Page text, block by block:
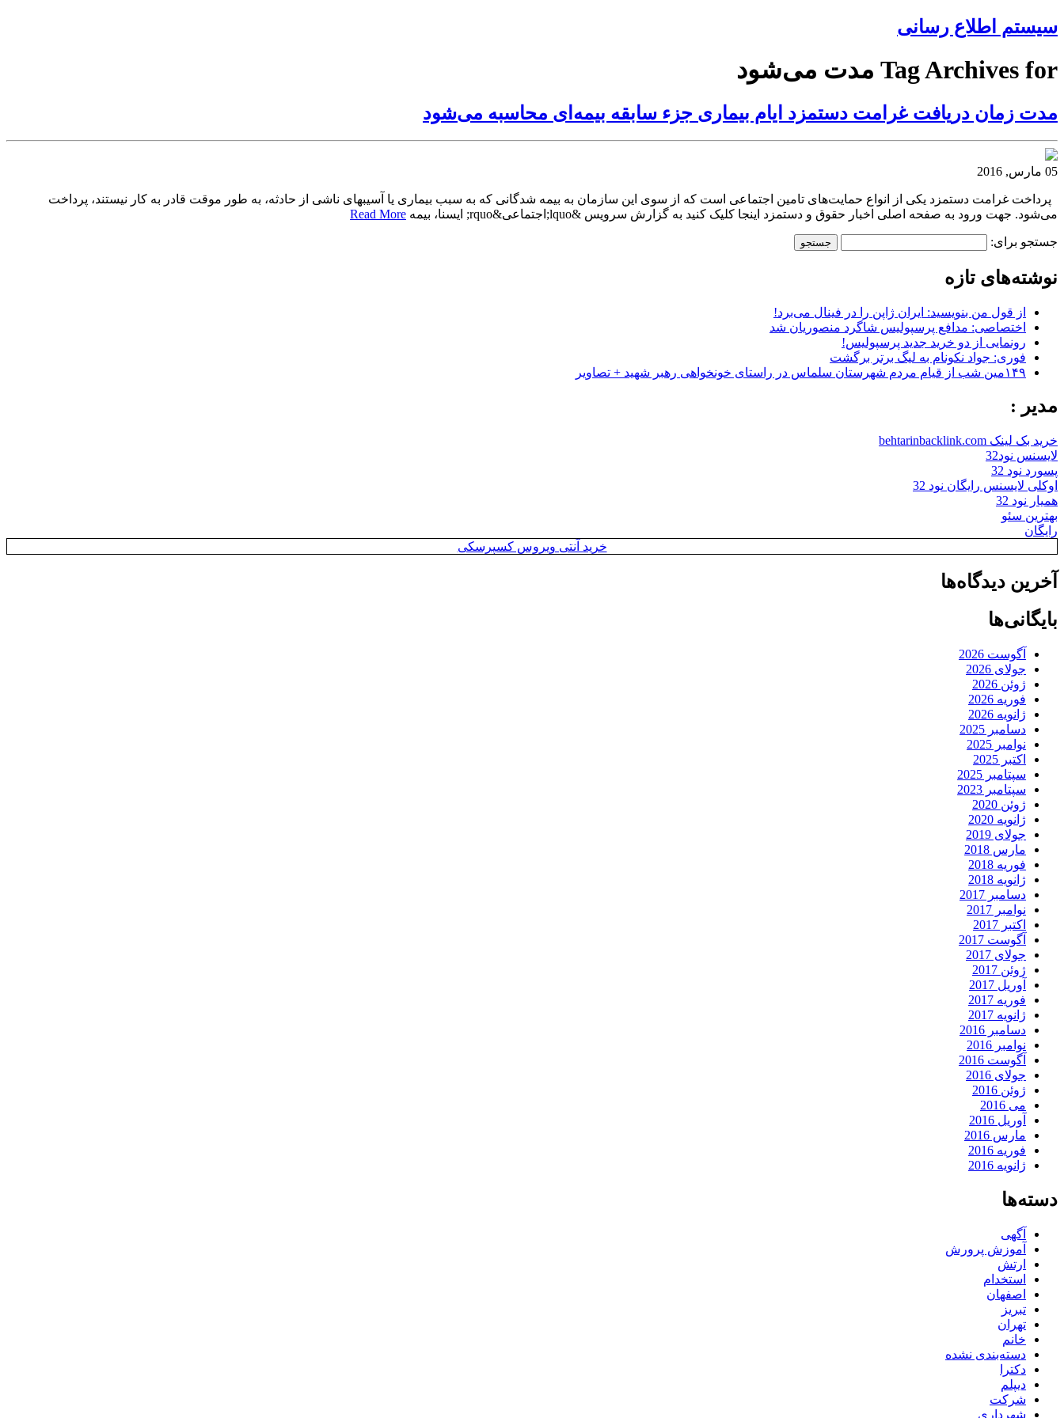
سیستم اطلاع رسانی
Tag Archives for مدت می‌شود
مدت زمان دریافت غرامت دستمزد ایام بیماری جزء سابقه بیمه‌ای محاسبه می‌شود
05 مارس, 2016
پرداخت غرامت دستمزد یکی از انواع حمایت‌های تامین اجتماعی است که از سوی این سازمان به بیمه شدگانی که به سبب بیماری یا آسیبهای ناشی از حادثه، به طور موقت قادر به کار نیستند، پرداخت
می‌شود. جهت ورود به صفحه اصلی اخبار حقوق و دستمزد اینجا کلیک کنید به گزارش سرویس &lquo;اجتماعی&rquo; ایسنا، بیمه
Read More
جستجو برای:
نوشته‌های تازه
از قول من بنویسید: ایران ژاپن را در فینال می‌برد!
اختصاصی: مدافع پرسپولیس شاگرد منصوریان شد
رونمایی از دو خرید جدید پرسپولیس!
فوری: جواد نکونام به لیگ برتر برگشت
۱۴۹مین شب از قیام مردم شهرستان سلماس در راستای خونخواهی رهبر شهید + تصاویر
مدیر :
خرید بک لینک behtarinbacklink.com
لایسنس نود32
پسورد نود 32
اوکلی لایسنس رایگان نود 32
همیار نود 32
بهترین سئو
رایگان
خرید آنتی ویروس کسپرسکی
آخرین دیدگاه‌ها
بایگانی‌ها
آگوست 2026
جولای 2026
ژوئن 2026
فوریه 2026
ژانویه 2026
دسامبر 2025
نوامبر 2025
اکتبر 2025
سپتامبر 2025
سپتامبر 2023
ژوئن 2020
ژانویه 2020
جولای 2019
مارس 2018
فوریه 2018
ژانویه 2018
دسامبر 2017
نوامبر 2017
اکتبر 2017
آگوست 2017
جولای 2017
ژوئن 2017
آوریل 2017
فوریه 2017
ژانویه 2017
دسامبر 2016
نوامبر 2016
آگوست 2016
جولای 2016
ژوئن 2016
می 2016
آوریل 2016
مارس 2016
فوریه 2016
ژانویه 2016
دسته‌ها
آگهی
آموزش پرورش
ارتش
استخدام
اصفهان
تبریز
تهران
خانم
دسته‌بندی نشده
دکترا
دیپلم
شرکت
شهرداری